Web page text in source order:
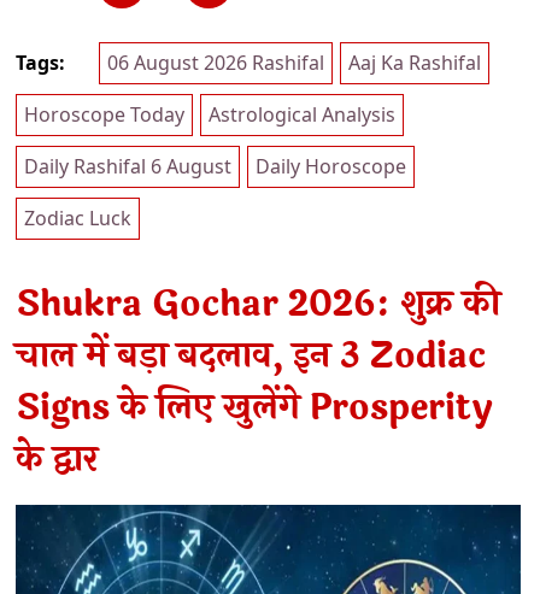
Tags: 06 August 2026 Rashifal
Aaj Ka Rashifal
Horoscope Today
Astrological Analysis
Daily Rashifal 6 August
Daily Horoscope
Zodiac Luck
Shukra Gochar 2026: शुक्र की
चाल में बड़ा बदलाव, इन 3 Zodiac
Signs के लिए खुलेंगे Prosperity
के द्वार